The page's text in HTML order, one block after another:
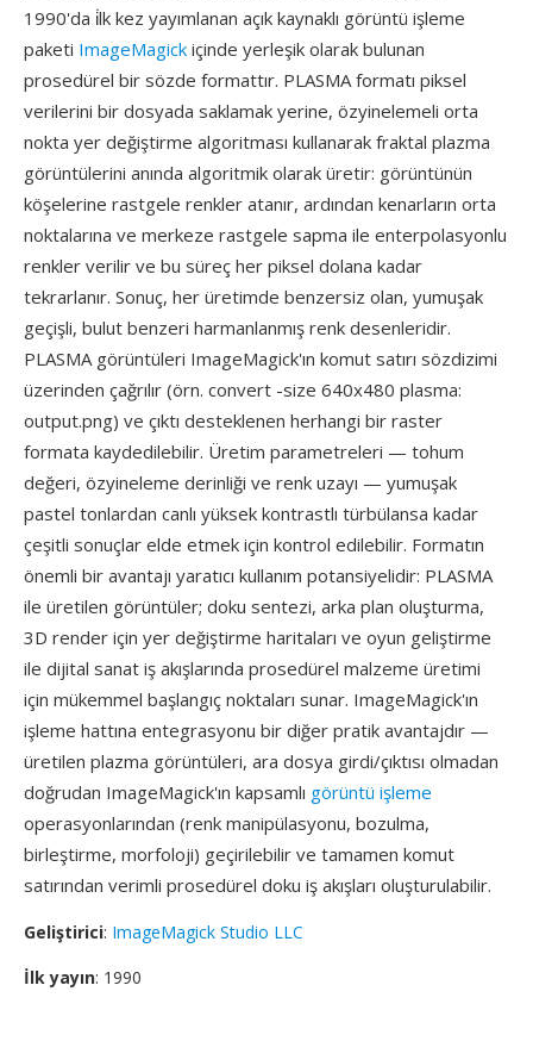
1990'da i̇lk kez yayımlanan açık kaynaklı görüntü işleme
paketi ImageMagick içinde yerleşik olarak bulunan
prosedürel bir sözde formattır. PLASMA formatı piksel
verilerini bir dosyada saklamak yerine, özyinelemeli orta
nokta yer değiştirme algoritması kullanarak fraktal plazma
görüntülerini anında algoritmik olarak üretir: görüntünün
köşelerine rastgele renkler atanır, ardından kenarların orta
noktalarına ve merkeze rastgele sapma ile enterpolasyonlu
renkler verilir ve bu süreç her piksel dolana kadar
tekrarlanır. Sonuç, her üretimde benzersiz olan, yumuşak
geçişli, bulut benzeri harmanlanmış renk desenleridir.
PLASMA görüntüleri ImageMagick'ın komut satırı sözdizimi
üzerinden çağrılır (örn. convert -size 640x480 plasma:
output.png) ve çıktı desteklenen herhangi bir raster
formata kaydedilebilir. Üretim parametreleri — tohum
değeri, özyineleme derinliği ve renk uzayı — yumuşak
pastel tonlardan canlı yüksek kontrastlı türbülansa kadar
çeşitli sonuçlar elde etmek için kontrol edilebilir. Formatın
önemli bir avantajı yaratıcı kullanım potansiyelidir: PLASMA
ile üretilen görüntüler; doku sentezi, arka plan oluşturma,
3D render için yer değiştirme haritaları ve oyun geliştirme
ile dijital sanat iş akışlarında prosedürel malzeme üretimi
için mükemmel başlangıç noktaları sunar. ImageMagick'ın
işleme hattına entegrasyonu bir diğer pratik avantajdır —
üretilen plazma görüntüleri, ara dosya girdi/çıktısı olmadan
doğrudan ImageMagick'ın kapsamlı görüntü işleme
operasyonlarından (renk manipülasyonu, bozulma,
birleştirme, morfoloji) geçirilebilir ve tamamen komut
satırından verimli prosedürel doku iş akışları oluşturulabilir.
Geliştirici: ImageMagick Studio LLC
İlk yayın: 1990